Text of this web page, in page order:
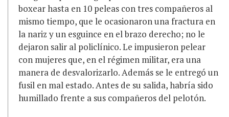
boxear hasta en 10 peleas con tres compañeros al
mismo tiempo, que le ocasionaron una fractura en
la nariz y un esguince en el brazo derecho; no le
dejaron salir al policlínico. Le impusieron pelear
con mujeres que, en el régimen militar, era una
manera de desvalorizarlo. Además se le entregó un
fusil en mal estado. Antes de su salida, habría sido
humillado frente a sus compañeros del pelotón.